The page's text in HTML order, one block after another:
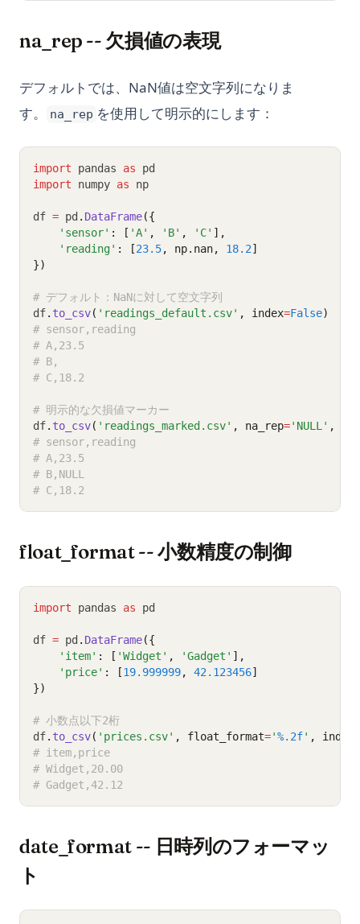
na_rep -- 欠損値の表現
デフォルトでは、NaN値は空文字列になりま
す。
na_rep を使用して明示的にします：
import pandas as pd
import numpy as np
df = pd . DataFrame({
'sensor' : [ 'A' , 'B' , 'C' ],
'reading' : [23.5, np.nan, 18.2]
})
# デフォルト：NaNに対して空文字列
df. to_csv( 'readings_default.csv' , index=False)
# sensor,reading
# A,23.5
# B,
# C,18.2
# 明示的な欠損値マーカー
df. to_csv( 'readings_marked.csv' , na_rep='NULL' ,
# sensor,reading
# A,23.5
# B,NULL
# C,18.2
float_format -- 小数精度の制御
import pandas as pd
df = pd . DataFrame({
'item' : [ 'Widget' , 'Gadget' ],
'price' : [19.999999, 42.123456]
})
# 小数点以下2桁
df. to_csv( 'prices.csv' , float_format='%.2f' , index
# item,price
# Widget,20.00
# Gadget,42.12
date_format -- 日時列のフォーマッ
ト